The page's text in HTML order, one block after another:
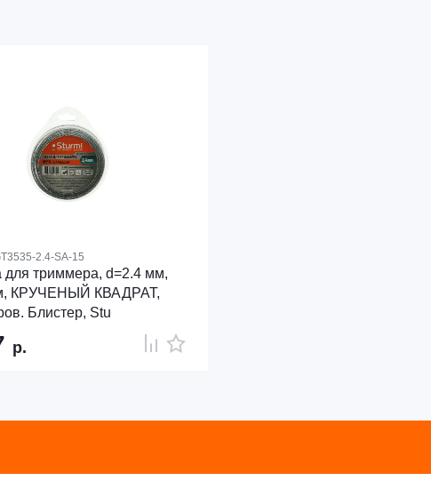
2.4-SA-15
для триммера, d=2.4 мм,
КРУЧЕНЫЙ КВАДРАТ,
Блистер, Stu
р.